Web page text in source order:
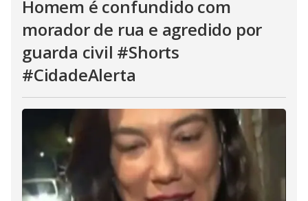
Homem é confundido com
morador de rua e agredido por
guarda civil #Shorts
#CidadeAlerta